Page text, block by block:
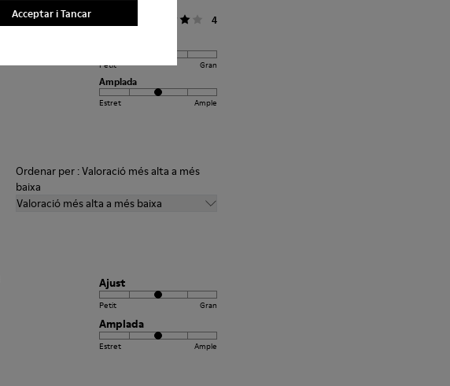
Acceptar i Tancar
4
Petit Gran
Amplada
Estret Ample
Ordenar per : Valoració més alta a més
baixa
Valoració més alta a més baixa
Ajust
Petit Gran
Amplada
Estret Ample